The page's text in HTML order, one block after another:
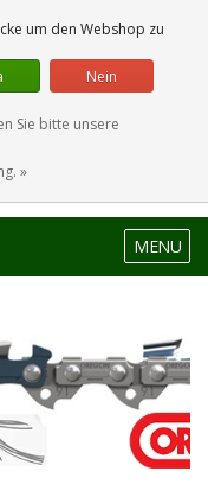
0 Artikel
MENU
um den Webshop zu
Nein
Sie bitte unsere
»